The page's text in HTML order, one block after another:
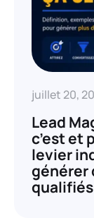
juillet 20,
Lead
c’est et
levier
générer
qualifiés